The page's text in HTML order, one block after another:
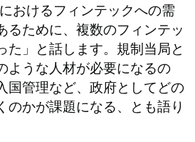
おけるフィンテックへの需
るために、複数のフィンテッ
た」と話します。規制当局と
ような人材が必要になるの
国管理など、政府としてどの
のかが課題になる、とも語り